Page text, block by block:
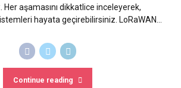
aşamasını dikkatlice inceleyerek,
hayata geçirebilirsiniz. LoRaWAN...
Continue reading